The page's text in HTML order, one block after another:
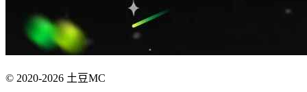
© 2020-2026 土豆MC